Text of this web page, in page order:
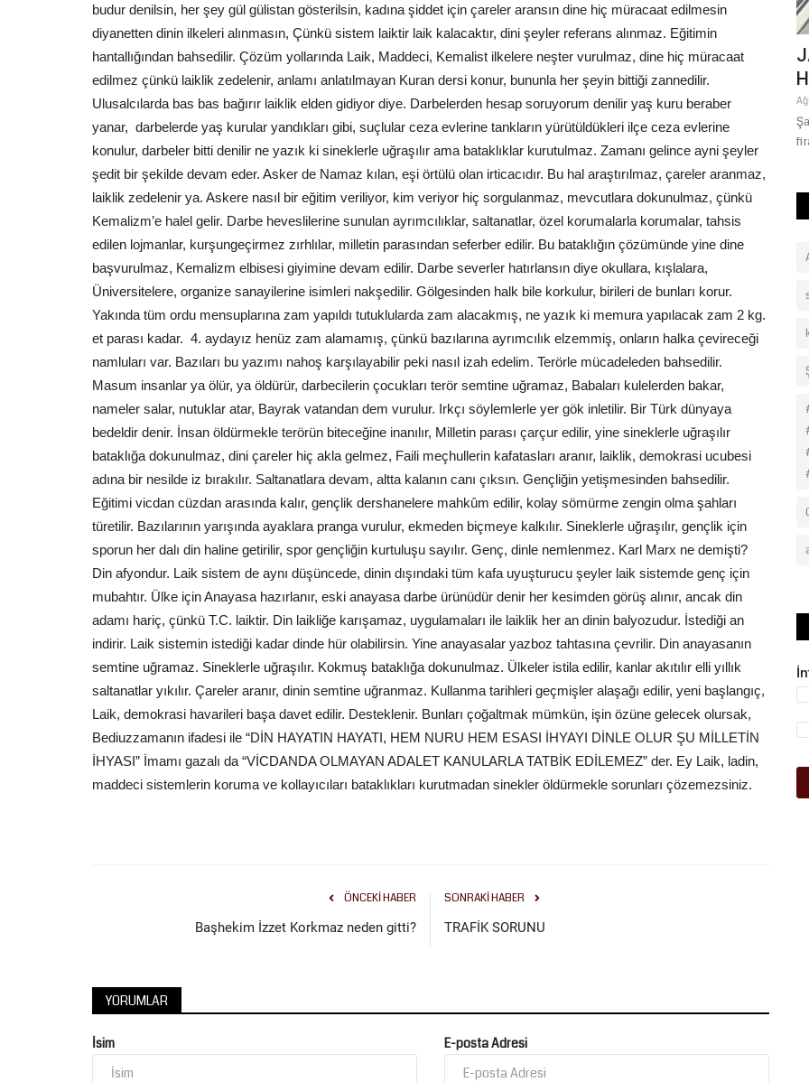
budur denilsin, her şey gül gülistan gösterilsin, kadına şiddet için çareler aransın dine hiç müracaat edilmesin
diyanetten dinin ilkeleri alınmasın, Çünkü sistem laiktir laik kalacaktır, dini şeyler referans alınmaz. Eğitimin
hantallığından bahsedilir. Çözüm yollarında Laik, Maddeci, Kemalist ilkelere neşter vurulmaz, dine hiç müracaat
edilmez çünkü laiklik zedelenir, anlamı anlatılmayan Kuran dersi konur, bununla her şeyin bittiği zannedilir.
Ulusalcılarda bas bas bağırır laiklik elden gidiyor diye. Darbelerden hesap soruyorum denilir yaş kuru beraber
yanar, darbelerde yaş kurular yandıkları gibi, suçlular ceza evlerine tankların yürütüldükleri ilçe ceza evlerine
konulur, darbeler bitti denilir ne yazık ki sineklerle uğraşılır ama bataklıklar kurutulmaz. Zamanı gelince ayni şeyler
şedit bir şekilde devam eder. Asker de Namaz kılan, eşi örtülü olan irticacıdır. Bu hal araştırılmaz, çareler aranmaz,
laiklik zedelenir ya. Askere nasıl bir eğitim veriliyor, kim veriyor hiç sorgulanmaz, mevcutlara dokunulmaz, çünkü
Kemalizm’e halel gelir. Darbe heveslilerine sunulan ayrımcılıklar, saltanatlar, özel korumalarla korumalar, tahsis
edilen lojmanlar, kurşungeçirmez zırhlılar, milletin parasından seferber edilir. Bu bataklığın çözümünde yine dine
başvurulmaz, Kemalizm elbisesi giyimine devam edilir. Darbe severler hatırlansın diye okullara, kışlalara,
Üniversitelere, organize sanayilerine isimleri nakşedilir. Gölgesinden halk bile korkulur, birileri de bunları korur.
Yakında tüm ordu mensuplarına zam yapıldı tutuklularda zam alacakmış, ne yazık ki memura yapılacak zam 2 kg.
et parası kadar. 4. aydayız henüz zam alamamış, çünkü bazılarına ayrımcılık elzemmiş, onların halka çevireceği
namluları var. Bazıları bu yazımı nahoş karşılayabilir peki nasıl izah edelim. Terörle mücadeleden bahsedilir.
Masum insanlar ya ölür, ya öldürür, darbecilerin çocukları terör semtine uğramaz, Babaları kulelerden bakar,
nameler salar, nutuklar atar, Bayrak vatandan dem vurulur. Irkçı söylemlerle yer gök inletilir. Bir Türk dünyaya
bedeldir denir. İnsan öldürmekle terörün biteceğine inanılır, Milletin parası çarçur edilir, yine sineklerle uğraşılır
bataklığa dokunulmaz, dini çareler hiç akla gelmez, Faili meçhullerin kafatasları aranır, laiklik, demokrasi ucubesi
adına bir nesilde iz bırakılır. Saltanatlara devam, altta kalanın canı çıksın. Gençliğin yetişmesinden bahsedilir.
Eğitimi vicdan cüzdan arasında kalır, gençlik dershanelere mahkûm edilir, kolay sömürme zengin olma şahları
türetilir. Bazılarının yarışında ayaklara pranga vurulur, ekmeden biçmeye kalkılır. Sineklerle uğraşılır, gençlik için
sporun her dalı din haline getirilir, spor gençliğin kurtuluşu sayılır. Genç, dinle nemlenmez. Karl Marx ne demişti?
Din afyondur. Laik sistem de aynı düşüncede, dinin dışındaki tüm kafa uyuşturucu şeyler laik sistemde genç için
mubahtır. Ülke için Anayasa hazırlanır, eski anayasa darbe ürünüdür denir her kesimden görüş alınır, ancak din
adamı hariç, çünkü T.C. laiktir. Din laikliğe karışamaz, uygulamaları ile laiklik her an dinin balyozudur. İstediği an
indirir. Laik sistemin istediği kadar dinde hür olabilirsin. Yine anayasalar yazboz tahtasına çevrilir. Din anayasanın
semtine uğramaz. Sineklerle uğraşılır. Kokmuş bataklığa dokunulmaz. Ülkeler istila edilir, kanlar akıtılır elli yıllık
saltanatlar yıkılır. Çareler aranır, dinin semtine uğranmaz. Kullanma tarihleri geçmişler alaşağı edilir, yeni başlangıç,
Laik, demokrasi havarileri başa davet edilir. Desteklenir. Bunları çoğaltmak mümkün, işin özüne gelecek olursak,
Bediuzzamanın ifadesi ile “DİN HAYATIN HAYATI, HEM NURU HEM ESASI İHYAYI DİNLE OLUR ŞU MİLLETİN
İHYASI” İmamı gazalı da “VİCDANDA OLMAYAN ADALET KANULARLA TATBİK EDİLEMEZ” der. Ey Laik, ladin,
maddeci sistemlerin koruma ve kollayıcıları bataklıkları kurutmadan sinekler öldürmekle sorunları çözemezsiniz.
ÖNCEKI HABER
Başhekim İzzet Korkmaz neden gitti?
SONRAKI HABER
TRAFİK SORUNU
YORUMLAR
İsim E-posta Adresi
Bozova'da Yasa Dışı Kenevir
Operasyonu: 610 Kök Kenevir...
Ağustos 5, 2026 0
Şanlıurfa’nın Bozova ilçesinde Jandarma ve JASAT ekipleri
tarafından düzenlenen...
ŞANLIURFA’DA FISTIK HIRSIZLIĞINA
KARŞI VALİLİK ETKİLİ TEDBİRLER...
Ağustos 4, 2026 0
Şanlıurfa Valiliği tarafından, yaklaşan fıstık hasat sezonunda
yaşanabilecek hırsızlık...